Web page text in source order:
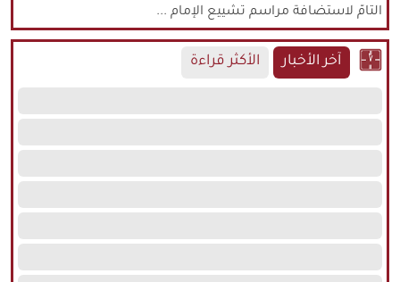
التامّ لاستضافة مراسم تشييع الإمام ...
آخر الأخبار الأكثر قراءة